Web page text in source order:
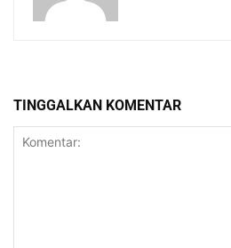
TINGGALKAN KOMENTAR